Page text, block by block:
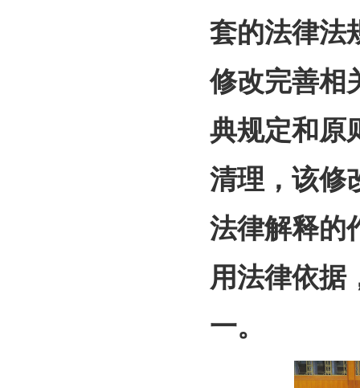
套的法律法
修改完善相
典规定和原
清理，该修
法律解释的
用法律依据
一。